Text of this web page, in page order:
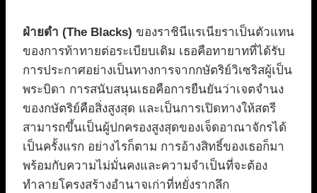
ฝ่ายดำ (The Blacks) ของราชินีแรเนียราเป็นตัวแทน
ของการท้าทายต่อระเบียบเดิม เธอคือทายาทที่ได้รับ
การประกาศอย่างเป็นทางการจากกษัตริย์วิเซริสผู้เป็น
พระบิดา การสนับสนุนเธอคือการยืนยันว่าเจตจำนง
ของกษัตริย์คือสิ่งสูงสุด และเป็นการเปิดทางให้สตรี
สามารถขึ้นเป็นผู้ปกครองสูงสุดของเจ็ดอาณาจักรได้
เป็นครั้งแรก อย่างไรก็ตาม การอ้างสิทธิ์ของเธอก็มา
พร้อมกับความไม่มั่นคงและความจำเป็นที่จะต้อง
ทำลายโครงสร้างอำนาจเก่าที่หยั่งรากลึก